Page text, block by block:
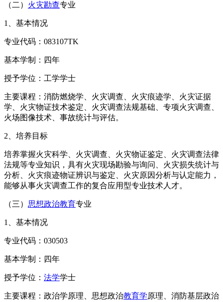
（二） 火灾勘查专业
1、基本情况
专业代码：083107TK
基本学制：四年
授予学位：工学学士
主要课程：消防燃烧学、火灾调查、火灾痕迹学、火灾证据
学、火灾物证技术鉴定、火灾调查法规基础、专项火灾调查、
火场图像技术、事故统计与评估。
2、培养目标
培养掌握火灾科学、火灾调查、火灾物证鉴定、火灾调查法律
法规等专业知识，具有火灾现场勘验与询问、火灾损失统计与
分析、火灾痕迹物证辨识与鉴定、火灾原因分析与认定能力，
能够从事火灾调查工作的复合应用型专业技术人才。
（三） 思想政治教育专业
1、基本情况
专业代码：030503
基本学制：四年
授予学位： 法学学士
主要课程：政治学原理、思想政治教育学原理、消防基层政治